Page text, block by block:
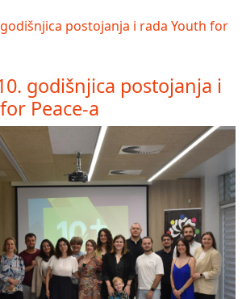
godišnjica postojanja i
Peace-a